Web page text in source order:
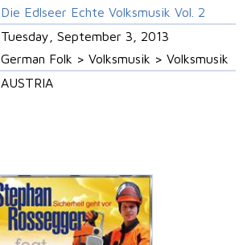
Die Edlseer Echte Volksmusik Vol. 2
Tuesday, September 3, 2013
German Folk > Volksmusik > Volksmusik
AUSTRIA